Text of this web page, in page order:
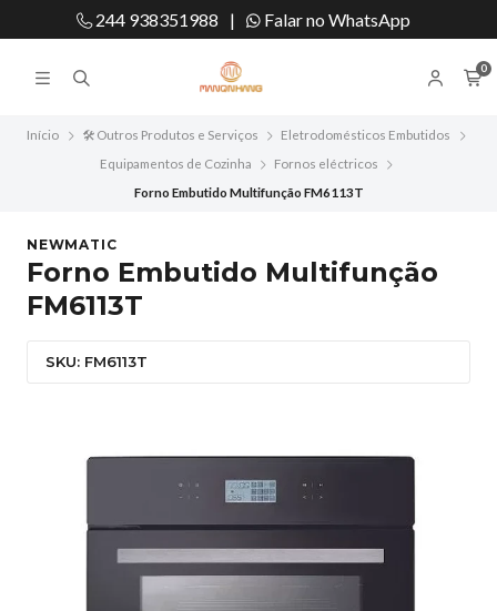
244 938351988 | Falar no WhatsApp
0
Início 🛠️ Outros Produtos e Serviços
Eletrodomésticos Embutidos
Equipamentos de Cozinha
Fornos eléctricos
Forno Embutido Multifunção FM6113T
NEWMATIC
Forno Embutido Multifunção
FM6113T
SKU: FM6113T